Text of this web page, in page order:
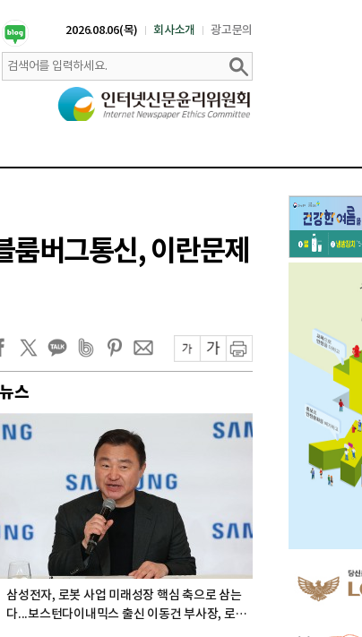
2026.08.06(목) 회사소개 광고문의
버그통신, 이란문제
스
삼성전자, 로봇 사업 미래성장 핵심 축으로 삼는
다...보스턴다이내믹스 출신 이동건 부사장, 로보